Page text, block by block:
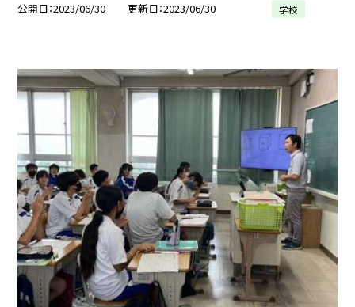
公開日 2023/06/30 更新日 2023/06/30 学校